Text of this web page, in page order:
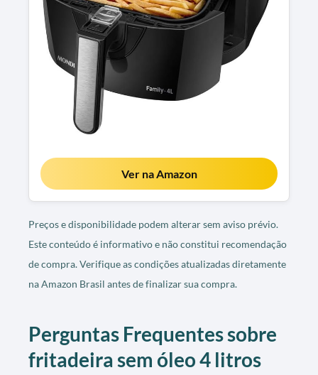
Ver na Amazon
Preços e disponibilidade podem alterar sem aviso prévio.
Este conteúdo é informativo e não constitui recomendação
de compra. Verifique as condições atualizadas diretamente
na Amazon Brasil antes de finalizar sua compra.
Perguntas Frequentes sobre
fritadeira sem óleo 4 litros